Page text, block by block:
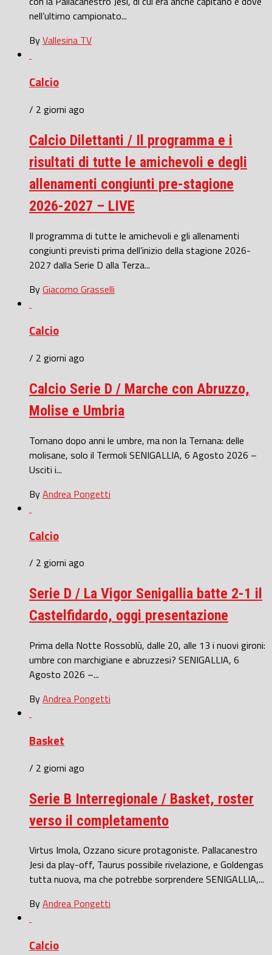
nell’ultimo campionato...
ByVallesina TV
Calcio
/ 2 giorni ago
Calcio Dilettanti / Il programma e i
risultati di tutte le amichevoli e degli
allenamenti congiunti pre-stagione
2026-2027 – LIVE
Il programma di tutte le amichevoli e gli allenamenti
congiunti previsti prima dell’inizio della stagione 2026-
2027 dalla Serie D alla Terza...
ByGiacomo Grasselli
Calcio
/ 2 giorni ago
Calcio Serie D / Marche con Abruzzo,
Molise e Umbria
Tornano dopo anni le umbre, ma non la Ternana: delle
molisane, solo il Termoli SENIGALLIA, 6 Agosto 2026 –
Usciti i...
ByAndrea Pongetti
Calcio
/ 2 giorni ago
Serie D / La Vigor Senigallia batte 2-1 il
Castelfidardo, oggi presentazione
Prima della Notte Rossoblù, dalle 20, alle 13 i nuovi gironi:
umbre con marchigiane e abruzzesi? SENIGALLIA, 6
Agosto 2026 –...
ByAndrea Pongetti
Basket
/ 2 giorni ago
Serie B Interregionale / Basket, roster
verso il completamento
Virtus Imola, Ozzano sicure protagoniste. Pallacanestro
Jesi da play-off, Taurus possibile rivelazione, e Goldengas
tutta nuova, ma che potrebbe sorprendere SENIGALLIA,...
ByAndrea Pongetti
Calcio